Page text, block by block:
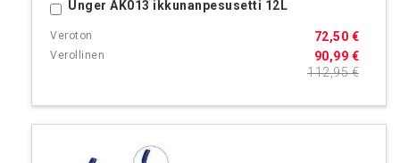
Unger AK013 ikkunanpesusetti 12L
90,99 €
72,50 €
112,95 €
Ostoskoriin